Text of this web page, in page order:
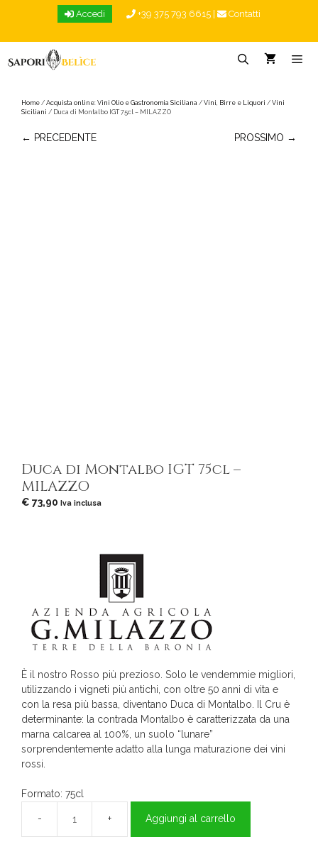
Accedi +39 375 793 6615 Contatti
Home / Acquista online: Vini Olio e Gastronomia Siciliana / Vini, Birre e Liquori / Vini
Siciliani / Duca di Montalbo IGT 75cl – MILAZZO
← PRECEDENTE PROSSIMO →
Duca di Montalbo IGT 75cl –
MILAZZO
€ 73,90 Iva inclusa
È il nostro Rosso più prezioso. Solo le vendemmie migliori,
utilizzando i vigneti più antichi, con oltre 50 anni di vita e
con la resa più bassa, diventano Duca di Montalbo. Il Cru è
determinante: la contrada Montalbo è caratterizzata da una
marna calcarea al 100%, un suolo “lunare”
sorprendentemente adatto alla lunga maturazione dei vini
rossi.
Formato: 75cl
Duca
di
Aggiungi al carrello